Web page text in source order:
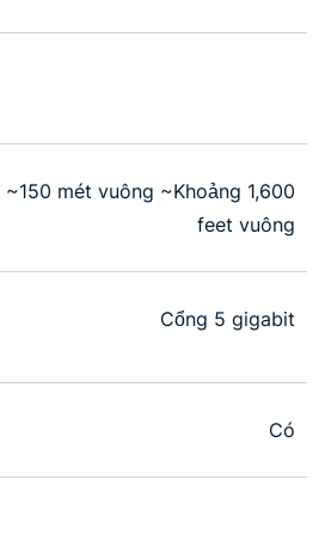
~150 mét vuông ~Khoảng 1,600
feet vuông
Cổng 5 gigabit
Có